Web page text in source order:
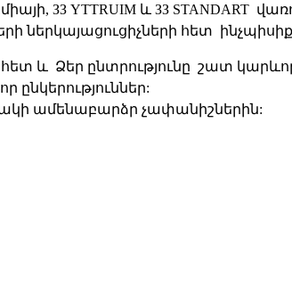
, ЗЗ YTTRUIM և ЗЗ STANDART
ներկայացուցիչների հետ ինչպիսիք
հետ և Ձեր ընտրությունը շատ
ընկերություններ:
ամենաբարձր չափանիշներին: